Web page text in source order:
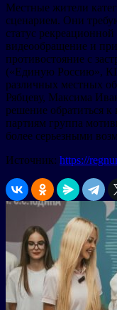
Местные жители
сценарием. Они
статус
видеообращение и
противостояние с
(«Единую Россию»,
различных местных
Рябцеву, Максима
решение обратиться
партиям группа
более серьезными
Источник: https://